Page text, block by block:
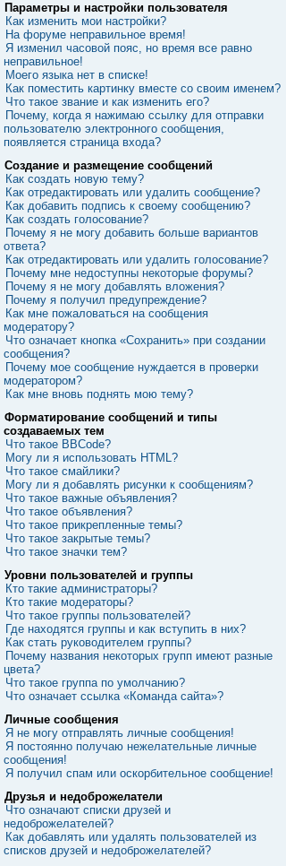
Параметры и настройки пользователя
Как изменить мои настройки?
На форуме неправильное время!
Я изменил часовой пояс, но время все равно
неправильное!
Моего языка нет в списке!
Как поместить картинку вместе со своим именем?
Что такое звание и как изменить его?
Почему, когда я нажимаю ссылку для отправки
пользователю электронного сообщения,
появляется страница входа?
Создание и размещение сообщений
Как создать новую тему?
Как отредактировать или удалить сообщение?
Как добавить подпись к своему сообщению?
Как создать голосование?
Почему я не могу добавить больше вариантов
ответа?
Как отредактировать или удалить голосование?
Почему мне недоступны некоторые форумы?
Почему я не могу добавлять вложения?
Почему я получил предупреждение?
Как мне пожаловаться на сообщения
модератору?
Что означает кнопка «Сохранить» при создании
сообщения?
Почему мое сообщение нуждается в проверки
модератором?
Как мне вновь поднять мою тему?
Форматирование сообщений и типы
создаваемых тем
Что такое BBCode?
Могу ли я использовать HTML?
Что такое смайлики?
Могу ли я добавлять рисунки к сообщениям?
Что такое важные объявления?
Что такое объявления?
Что такое прикрепленные темы?
Что такое закрытые темы?
Что такое значки тем?
Уровни пользователей и группы
Кто такие администраторы?
Кто такие модераторы?
Что такое группы пользователей?
Где находятся группы и как вступить в них?
Как стать руководителем группы?
Почему названия некоторых групп имеют разные
цвета?
Что такое группа по умолчанию?
Что означает ссылка «Команда сайта»?
Личные сообщения
Я не могу отправлять личные сообщения!
Я постоянно получаю нежелательные личные
сообщения!
Я получил спам или оскорбительное сообщение!
Друзья и недоброжелатели
Что означают списки друзей и
недоброжелателей?
Как добавлять или удалять пользователей из
списков друзей и недоброжелателей?